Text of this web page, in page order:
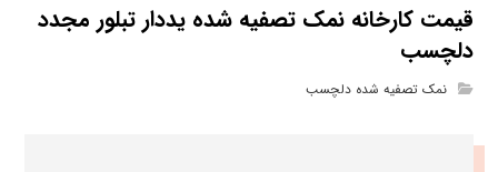
قیمت کارخانه نمک تصفیه شده یددار تبلور مجدد
دلچسب
نمک تصفیه شده دلچسب